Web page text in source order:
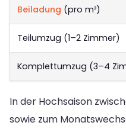
Beiladung (pro m³)
Teilumzug (1–2 Zimmer)
Komplettumzug (3–4
In der Hochsaison
sowie zum